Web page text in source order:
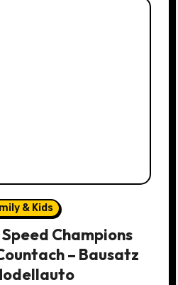
& Kids
Champions
– Bausatz